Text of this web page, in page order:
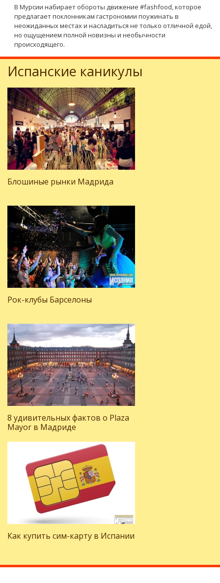
В Мурсии набирает обороты движение #fashfood, которое
предлагает поклонникам гастрономии поужинать в
неожиданных местах и насладиться не только отличной едой,
но ощущением полной новизны и необычности
происходящего.
Испанские каникулы
Блошиные рынки Мадрида
Рок-клубы Барселоны
8 удивительных фактов о Plaza
Mayor в Мадриде
Как купить сим-карту в Испании